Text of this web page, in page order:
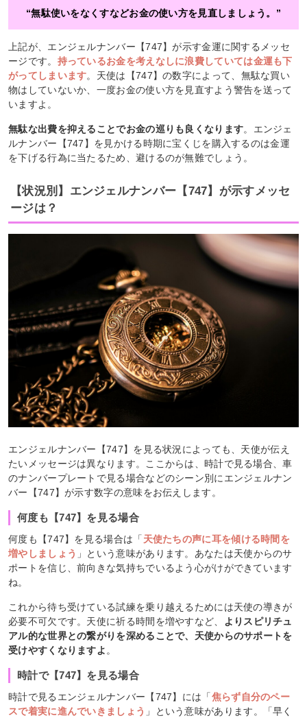
“無駄使いをなくすなどお金の使い方を見直しましょう。”
上記が、エンジェルナンバー【747】が示す金運に関するメッセ
ージです。 持っているお金を考えなしに浪費していては金運も下
がってしまいます。天使は【747】の数字によって、無駄な買い
物はしていないか、一度お金の使い方を見直すよう警告を送って
いますよ。
無駄な出費を抑えることでお金の巡りも良くなります。エンジェ
ルナンバー【747】を見かける時期に宝くじを購入するのは金運
を下げる行為に当たるため、避けるのが無難でしょう。
【状況別】エンジェルナンバー【747】が示すメッセ
ージは？
エンジェルナンバー【747】を見る状況によっても、天使が伝え
たいメッセージは異なります。ここからは、時計で見る場合、車
のナンバープレートで見る場合などのシーン別にエンジェルナン
バー【747】が示す数字の意味をお伝えします。
何度も【747】を見る場合
何度も【747】を見る場合は「 天使たちの声に耳を傾ける時間を
増やしましょう 」という意味があります。あなたは天使からのサ
ポートを信じ、前向きな気持ちでいるよう心がけができています
ね。
これから待ち受けている試練を乗り越えるためには天使の導きが
必要不可欠です。天使に祈る時間を増やすなど、 よりスピリチュ
アル的な世界との繋がりを深めることで、天使からのサポートを
受けやすくなりますよ。
時計で【747】を見る場合
時計で見るエンジェルナンバー【747】には「焦らず自分のペー
スで着実に進んでいきましょう 」という意味があります。「早く